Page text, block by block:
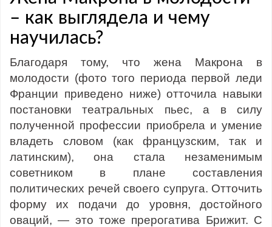
– как выглядела и чему
научилась?
Благодаря тому, что жена Макрона в
молодости (фото того периода первой леди
Франции приведено ниже) отточила навыки
постановки театральных пьес, а в силу
полученной профессии приобрела и умение
владеть словом (как французским, так и
латинским), она стала незаменимым
советником в плане составления
политических речей своего супруга. Отточить
форму их подачи до уровня, достойного
оваций, — это тоже прерогатива Брижит. С